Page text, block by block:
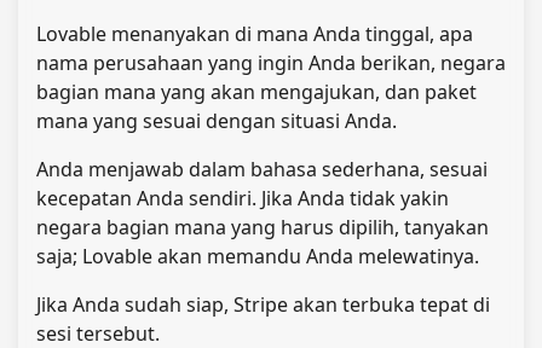
Lovable menanyakan di mana Anda tinggal, apa
nama perusahaan yang ingin Anda berikan, negara
bagian mana yang akan mengajukan, dan paket
mana yang sesuai dengan situasi Anda.
Anda menjawab dalam bahasa sederhana, sesuai
kecepatan Anda sendiri. Jika Anda tidak yakin
negara bagian mana yang harus dipilih, tanyakan
saja; Lovable akan memandu Anda melewatinya.
Jika Anda sudah siap, Stripe akan terbuka tepat di
sesi tersebut.